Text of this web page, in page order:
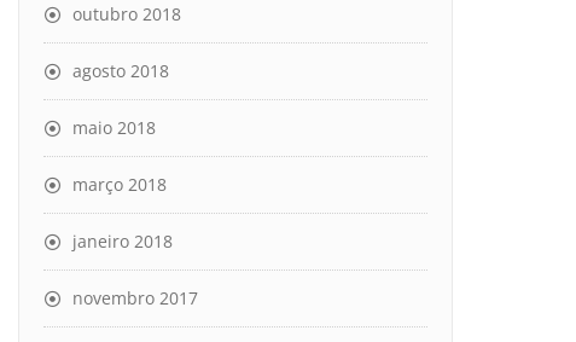
outubro 2018
agosto 2018
maio 2018
março 2018
janeiro 2018
novembro 2017